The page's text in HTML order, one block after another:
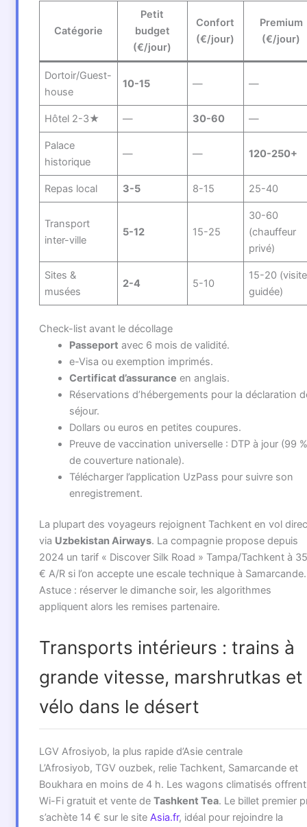
Catégorie
Petit
budget
(€/jour)
Confort
(€/jour)
Premium
(€/jour)
Dortoir/Guest-
house
10-15 — —
Hôtel 2-3★ — 30-60 —
Palace
historique
— — 120-250+
Repas local 3-5 8-15 25-40
Transport
inter-ville
5-12 15-25
30-60
(chauffeur
privé)
Sites &
musées
2-4 5-10
15-20 (visite
guidée)
Check-list avant le décollage
Passeport avec 6 mois de validité.
e-Visa ou exemption imprimés.
Certificat d’assurance en anglais.
Réservations d’hébergements pour la déclaration
séjour.
Dollars ou euros en petites coupures.
Preuve de vaccination universelle : DTP à jour (99 %
de couverture nationale).
Télécharger l’application UzPass pour suivre son
enregistrement.
La plupart des voyageurs rejoignent Tachkent en vol
via Uzbekistan Airways. La compagnie propose depuis
2024 un tarif « Discover Silk Road » Tampa/Tachkent à
€ A/R si l’on accepte une escale technique à Samarcande.
Astuce : réserver le dimanche soir, les algorithmes
appliquent alors les remises partenaire.
Transports intérieurs : trains à
grande vitesse, marshrutkas et
vélo dans le désert
LGV Afrosiyob, la plus rapide d’Asie centrale
L’Afrosiyob, TGV ouzbek, relie Tachkent, Samarcande et
Boukhara en moins de 4 h. Les wagons climatisés offrent
Wi-Fi gratuit et vente de Tashkent Tea. Le billet premier
s’achète 14 € sur le site Asia.fr, idéal pour rejoindre la